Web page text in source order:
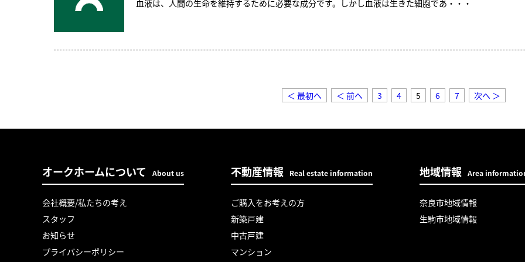
血液は、人間の生命を維持するために必要な成分です。しかし血液は生きた細胞であ・・・
＜ 最初へ ＜ 前へ 3 4 5 6 7 次へ ＞
オークホームについて About us
会社概要/私たちの考え
スタッフ
お知らせ
プライバシーポリシー
不動産情報 Real estate information
ご購入をお考えの方
新築戸建
中古戸建
マンション
地域情報 Area
奈良市地域情報
生駒市地域情報